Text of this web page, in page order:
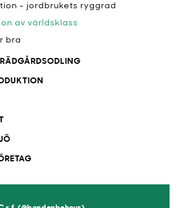
- jordbrukets ryggrad
av världsklass
bra